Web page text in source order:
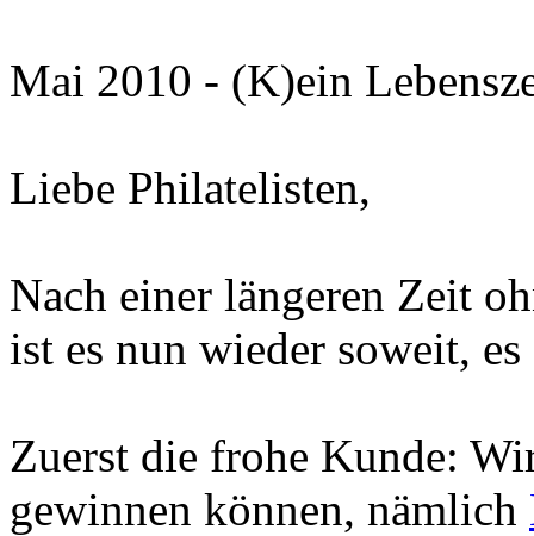
Mai 2010 - (K)ein
Liebe Philatelisten,
Nach einer längeren Zeit
ist es nun wieder soweit,
Zuerst die frohe Kunde:
gewinnen können, nämlich